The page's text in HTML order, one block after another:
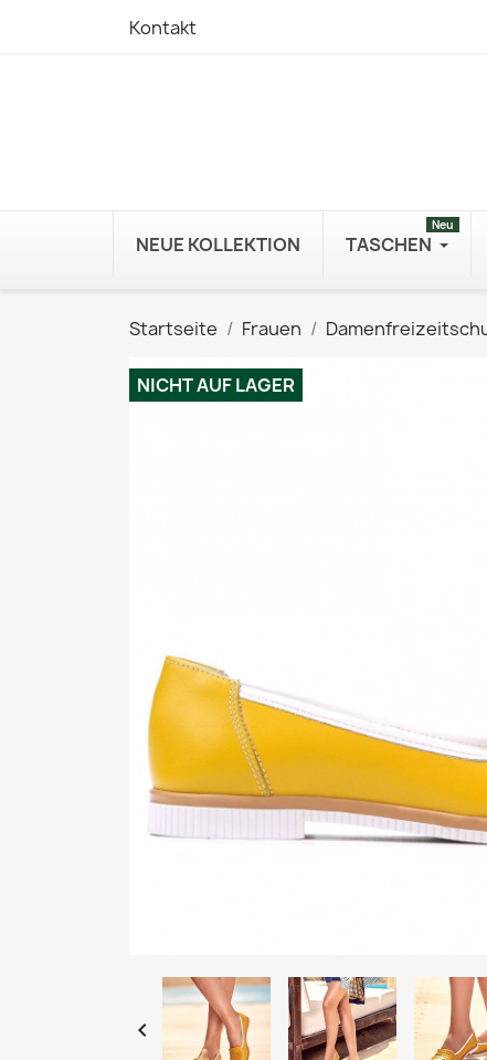
Kontakt
NEUE KOLLEKTION TASCHEN
Neu
Startseite Frauen
NICHT AUF LAGER
